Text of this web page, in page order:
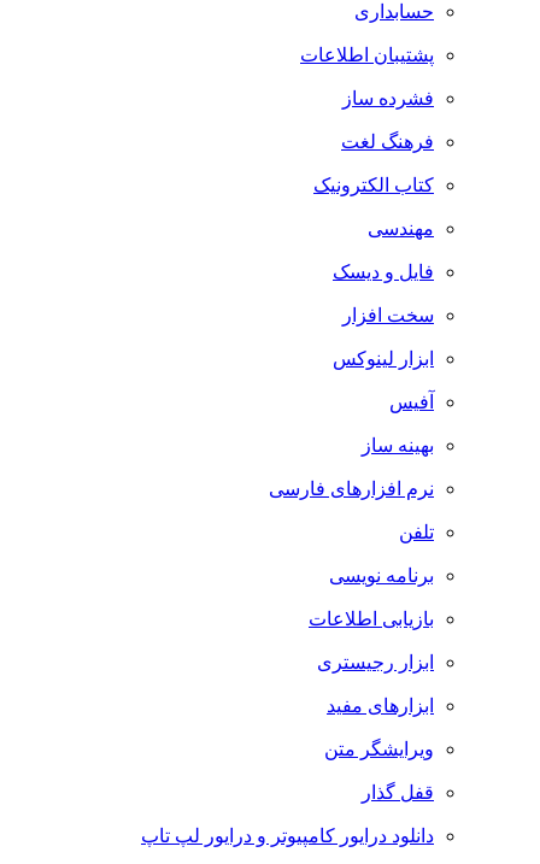
حسابداری
پشتیبان اطلاعات
فشرده ساز
فرهنگ لغت
کتاب الکترونیک
مهندسی
فایل و دیسک
سخت افزار
ابزار لینوکس
آفیس
بهینه ساز
نرم افزارهای فارسی
تلفن
برنامه نویسی
بازیابی اطلاعات
ابزار رجیستری
ابزارهای مفید
ویرایشگر متن
قفل گذار
دانلود درایور کامپیوتر و درایور لپ تاپ